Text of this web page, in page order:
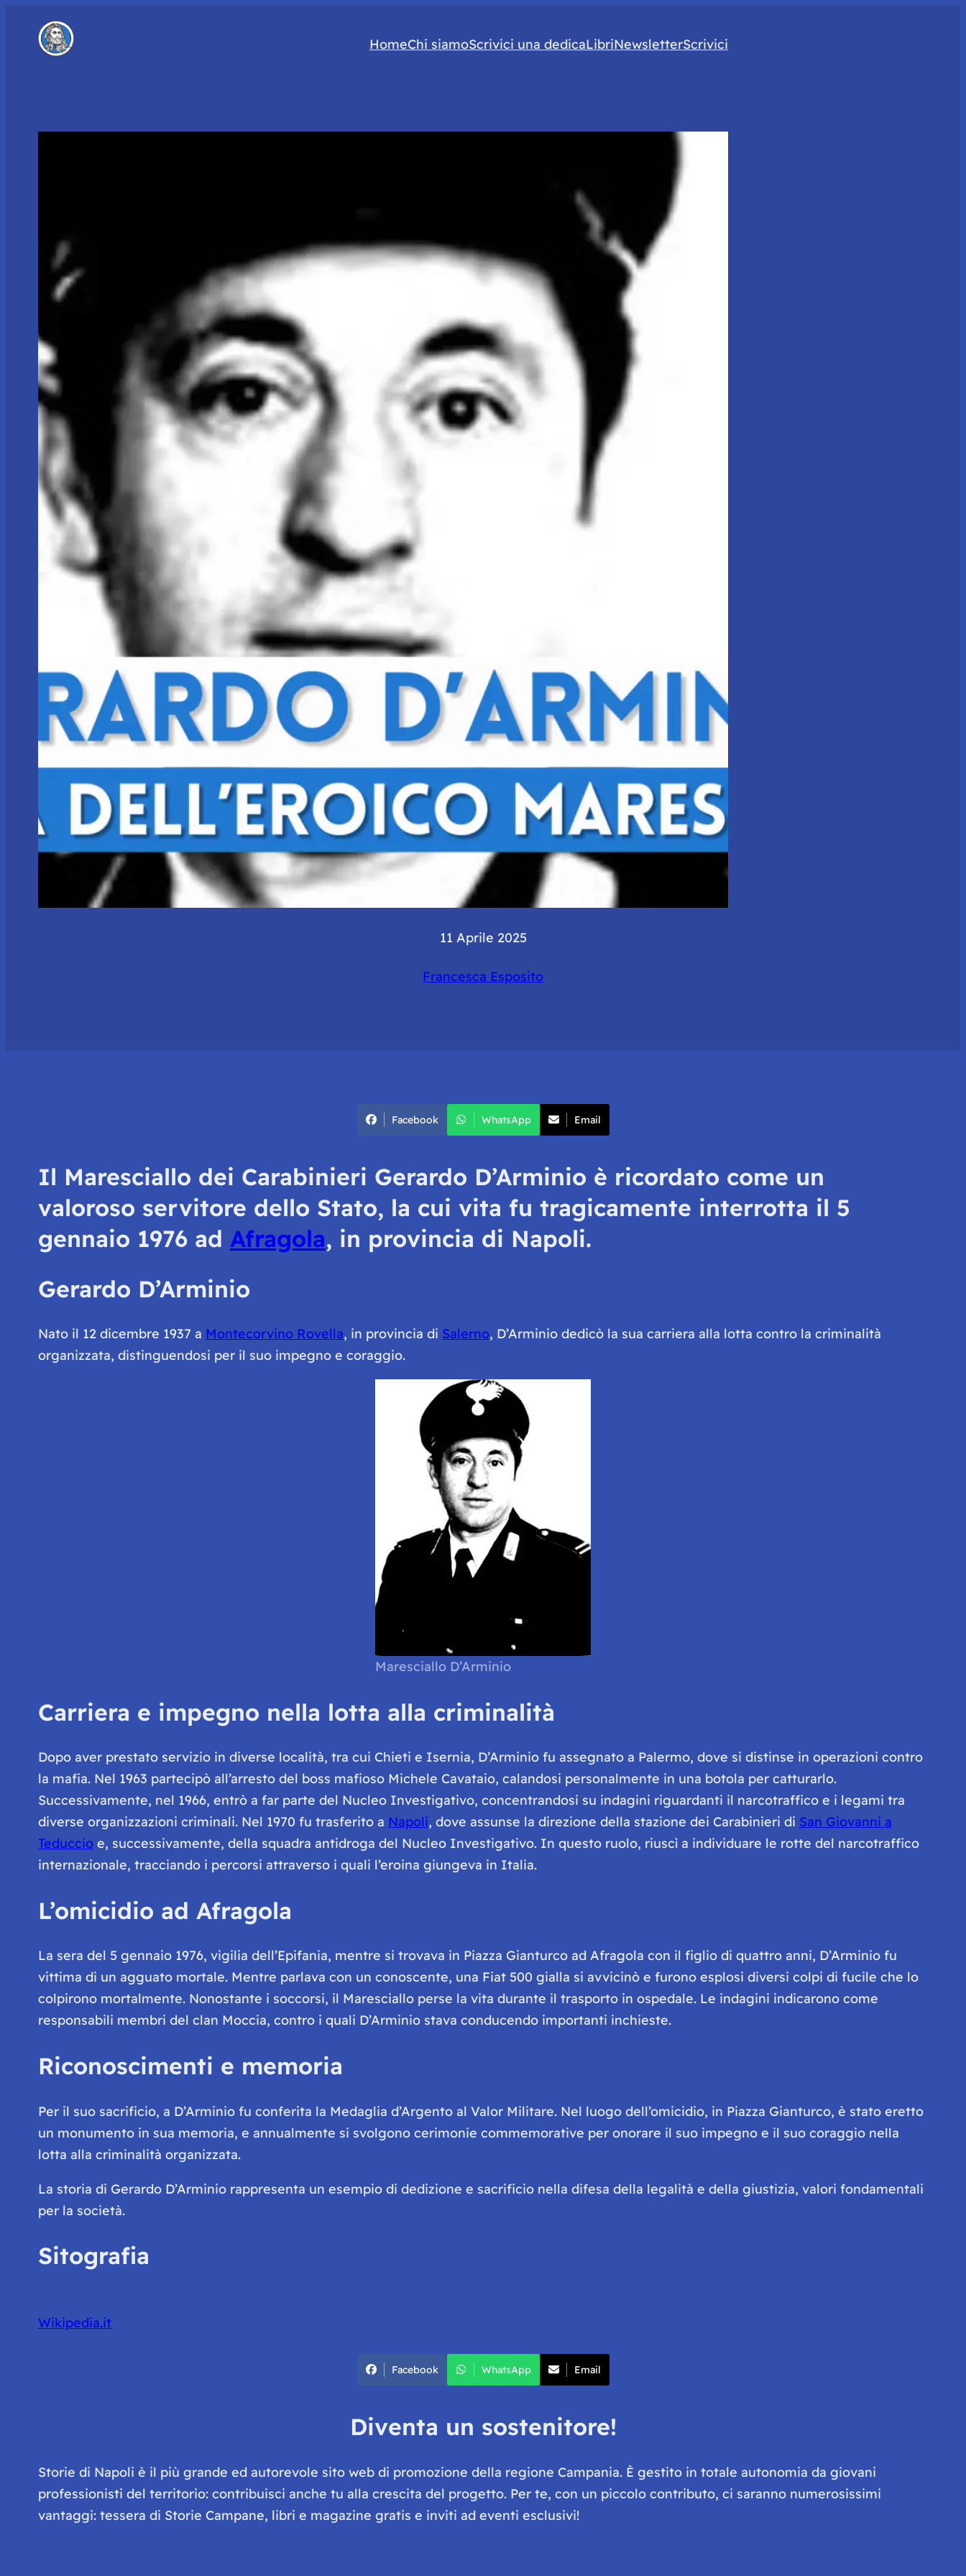
HomeChi siamoScrivici una dedicaLibriNewsletterScrivici
11 Aprile 2025
Francesca Esposito
Facebook WhatsApp Email
Il Maresciallo dei Carabinieri Gerardo D’Arminio è ricordato come un
valoroso servitore dello Stato, la cui vita fu tragicamente interrotta il 5
gennaio 1976 ad Afragola, in provincia di Napoli.
Gerardo D’Arminio
Nato il 12 dicembre 1937 a Montecorvino Rovella, in provincia di Salerno, D’Arminio dedicò la sua carriera alla lotta contro la criminalità
organizzata, distinguendosi per il suo impegno e coraggio.
Maresciallo D’Arminio
Carriera e impegno nella lotta alla criminalità
Dopo aver prestato servizio in diverse località, tra cui Chieti e Isernia, D’Arminio fu assegnato a Palermo, dove si distinse in operazioni contro
la mafia. Nel 1963 partecipò all’arresto del boss mafioso Michele Cavataio, calandosi personalmente in una botola per catturarlo.
Successivamente, nel 1966, entrò a far parte del Nucleo Investigativo, concentrandosi su indagini riguardanti il narcotraffico e i legami tra
diverse organizzazioni criminali. Nel 1970 fu trasferito a Napoli, dove assunse la direzione della stazione dei Carabinieri di San Giovanni a
Teduccioe, successivamente, della squadra antidroga del Nucleo Investigativo. In questo ruolo, riuscì a individuare le rotte del narcotraffico
internazionale, tracciando i percorsi attraverso i quali l’eroina giungeva in Italia.
L’omicidio ad Afragola
La sera del 5 gennaio 1976, vigilia dell’Epifania, mentre si trovava in Piazza Gianturco ad Afragola con il figlio di quattro anni, D’Arminio fu
vittima di un agguato mortale. Mentre parlava con un conoscente, una Fiat 500 gialla si avvicinò e furono esplosi diversi colpi di fucile che lo
colpirono mortalmente. Nonostante i soccorsi, il Maresciallo perse la vita durante il trasporto in ospedale. Le indagini indicarono come
responsabili membri del clan Moccia, contro i quali D’Arminio stava conducendo importanti inchieste.
Riconoscimenti e memoria
Per il suo sacrificio, a D’Arminio fu conferita la Medaglia d’Argento al Valor Militare. Nel luogo dell’omicidio, in Piazza Gianturco, è stato eretto
un monumento in sua memoria, e annualmente si svolgono cerimonie commemorative per onorare il suo impegno e il suo coraggio nella
lotta alla criminalità organizzata.
La storia di Gerardo D’Arminio rappresenta un esempio di dedizione e sacrificio nella difesa della legalità e della giustizia, valori fondamentali
per la società.
Sitografia
Wikipedia.it
Facebook WhatsApp Email
Diventa un sostenitore!
Storie di Napoli è il più grande ed autorevole sito web di promozione della regione Campania. È gestito in totale autonomia da giovani
professionisti del territorio: contribuisci anche tu alla crescita del progetto. Per te, con un piccolo contributo, ci saranno numerosissimi
vantaggi: tessera di Storie Campane, libri e magazine gratis e inviti ad eventi esclusivi!